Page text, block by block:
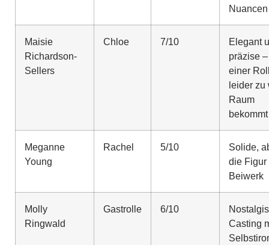
Nuancen
Maisie
Richardson-
Sellers
Chloe 7/10
Elegant
präzise
einer
leider zu
Raum
bekommt
Meganne
Young
Rachel 5/10
Solide,
die Figur
Beiwerk
Molly
Ringwald
Gastrolle 6/10
Casting